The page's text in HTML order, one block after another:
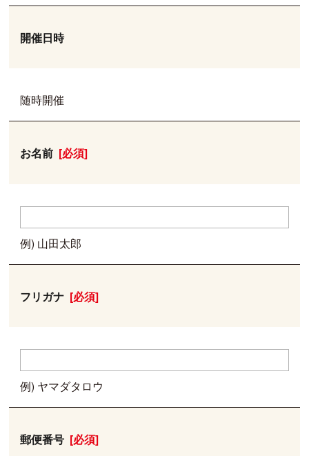
開催日時
随時開催
お名前 [必須]
例) 山田太郎
フリガナ [必須]
例) ヤマダタロウ
郵便番号 [必須]